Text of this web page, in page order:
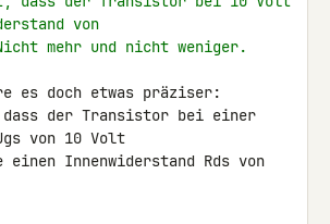
von
mehr und nicht weniger.
es doch etwas präziser:
dass der Transistor bei einer
von 10 Volt
einen Innenwiderstand Rds von